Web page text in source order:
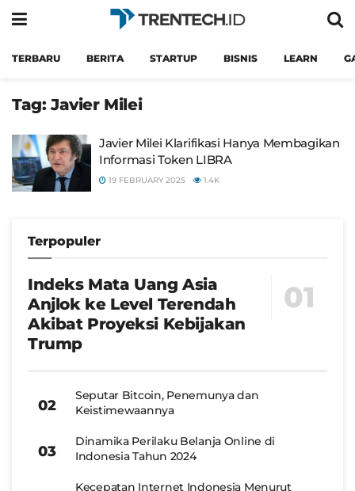
TERBARU BERITA STARTUP BISNIS LEARN
Tag:Javier Milei
Javier Milei Klarifikasi Hanya Membagikan
Informasi Token LIBRA
19 FEBRUARY 2025 1.4K
Terpopuler
Indeks Mata Uang Asia
Anjlok ke Level Terendah
Akibat Proyeksi Kebijakan
Trump
Seputar Bitcoin, Penemunya dan
Keistimewaannya
Dinamika Perilaku Belanja Online di
Indonesia Tahun 2024
Kecepatan Internet Indonesia Menurut